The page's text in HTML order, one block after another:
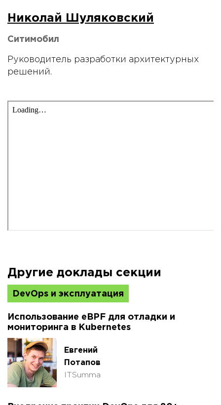
Николай Шуляковский
Ситимобил
Руководитель разработки архитектурных
решений.
Другие доклады секции
DevOps и эксплуатация
Использование eBPF для отладки и
мониторинга в Kubernetes
Евгений
Потапов
ITSumma